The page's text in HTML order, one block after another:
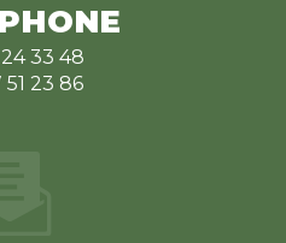
24 33 48
51 23 86